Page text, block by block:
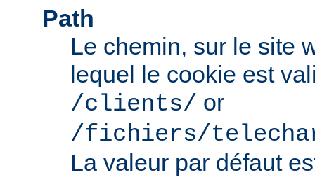
Path
Le chemin, sur le site
lequel le cookie est
/clients/ or
/fichiers/
La valeur par défaut